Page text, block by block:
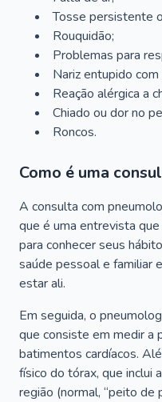
Tosse persistente
Rouquidão;
Problemas para
Nariz entupido com
Reação alérgica a
Chiado ou dor no
Roncos.
Como é uma
A consulta com
que é uma entrevista
para conhecer seus
saúde pessoal e familiar
estar ali.
Em seguida, o
que consiste em medir a
batimentos cardíacos.
físico do tórax, que inclui
região (normal, “peito de